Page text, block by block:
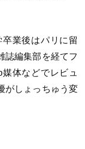
業後はパリに留
誌編集部を経てフ
体などでレビュ
がしょっちゅう変